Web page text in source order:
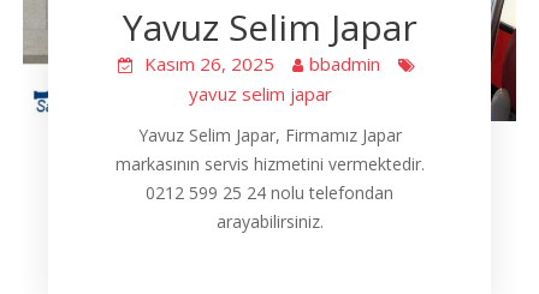
Yavuz Selim Japar
Kasım 26, 2025
bbadmin
yavuz selim japar
Yavuz Selim Japar, Firmamız Japar
markasının servis hizmetini vermektedir.
0212 599 25 24 nolu telefondan
arayabilirsiniz.